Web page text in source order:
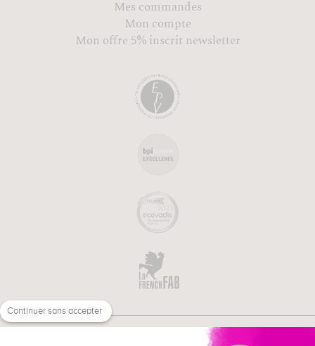
Mes commandes
Mon compte
Mon offre 5% inscrit newsletter
Continuer sans accepter